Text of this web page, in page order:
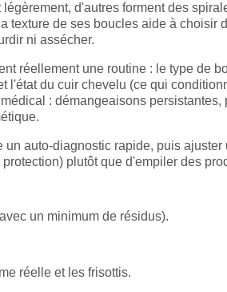
d'autres forment des
texture de ses boucles aide à choisir
ni assécher.
réellement une routine : le type de
l'état du cuir chevelu (ce qui
: démangeaisons
auto-diagnostic rapide, puis
plutôt que d'empiler des
un minimum de résidus).
réelle et les frisottis.